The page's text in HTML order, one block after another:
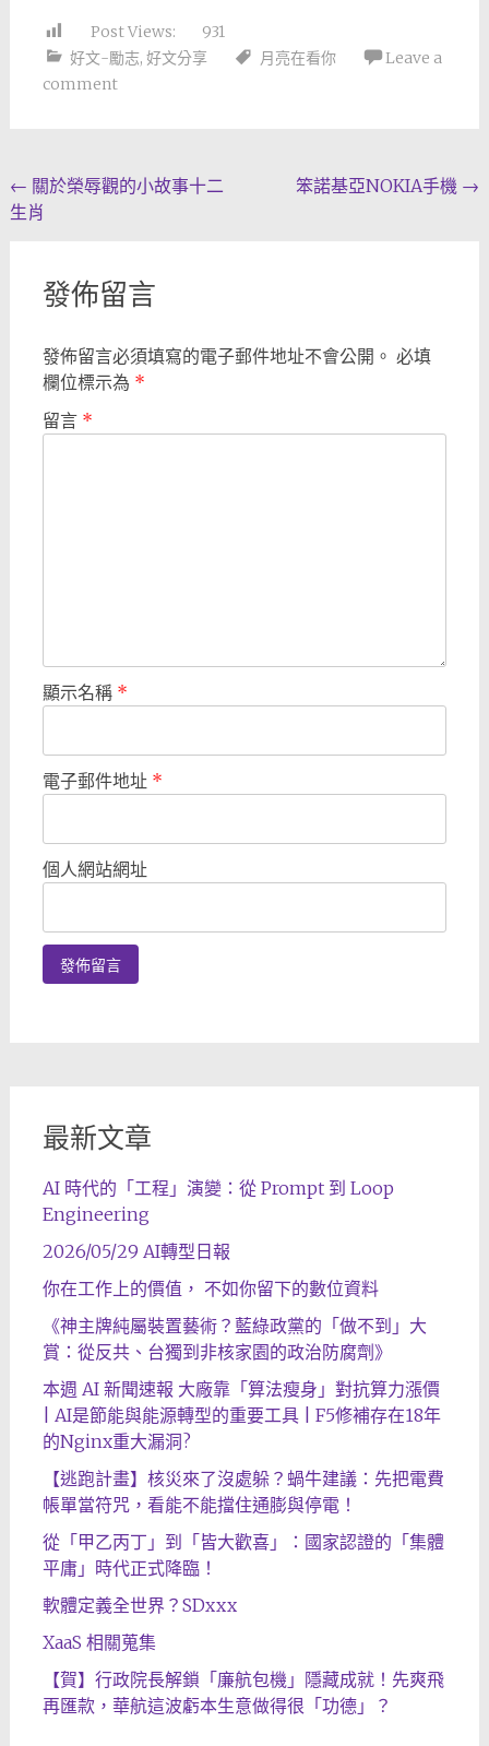
Post Views:
931
好文-勵志, 好文分享 月亮在看你
Leave a
comment
Post
navigation
← 關於榮辱觀的小故事十二
生肖
笨諾基亞NOKIA手機 →
發佈留言
發佈留言必須填寫的電子郵件地址不會公開。 必填
欄位標示為 *
留言 *
顯示名稱 *
電子郵件地址 *
個人網站網址
最新文章
AI 時代的「工程」演變：從 Prompt 到 Loop
Engineering
2026/05/29 AI轉型日報
你在工作上的價值， 不如你留下的數位資料
《神主牌純屬裝置藝術？藍綠政黨的「做不到」大
賞：從反共、台獨到非核家園的政治防腐劑》
本週 AI 新聞速報 大廠靠「算法瘦身」對抗算力漲價
| AI是節能與能源轉型的重要工具 | F5修補存在18年
的Nginx重大漏洞?
【逃跑計畫】核災來了沒處躲？蝸牛建議：先把電費
帳單當符咒，看能不能擋住通膨與停電！
從「甲乙丙丁」到「皆大歡喜」：國家認證的「集體
平庸」時代正式降臨！
軟體定義全世界？SDxxx
XaaS 相關蒐集
【賀】行政院長解鎖「廉航包機」隱藏成就！先爽飛
再匯款，華航這波虧本生意做得很「功德」？